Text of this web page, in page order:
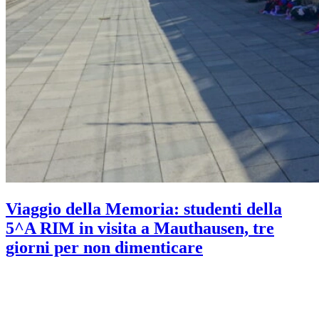
Viaggio della Memoria: studenti della
5^A RIM in visita a Mauthausen, tre
giorni per non dimenticare